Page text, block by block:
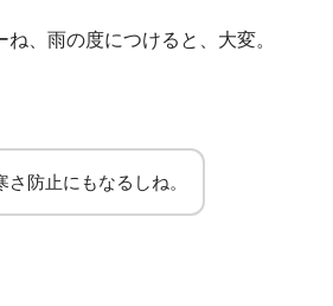
、雨の度につけると、大変。
さ防止にもなるしね。